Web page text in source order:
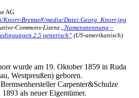
AG
Bremse#/media/Datei:Georg_Knorr.jpg
Commons-Lizenz „Namensnennung –
2.5 generisch“ (US-amerikanisch)
wurde am 19. Oktober 1859 in Ruda
Westpreußen) geboren.
Carpenter&Schulze
als neuer Eigentümer.